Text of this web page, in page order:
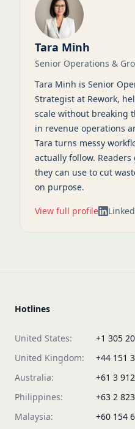
Tara Minh
Senior Operations &
Tara Minh is Senior
Strategist at Rework,
scale without breaking
in revenue operations
Tara turns messy
actually follow.
they can use to cut
on purpose.
View full profile
Hotlines
United States:
+1 305
United Kingdom:
+44 151
Australia:
+61 3
Philippines:
+63 2
Malaysia:
+60 154